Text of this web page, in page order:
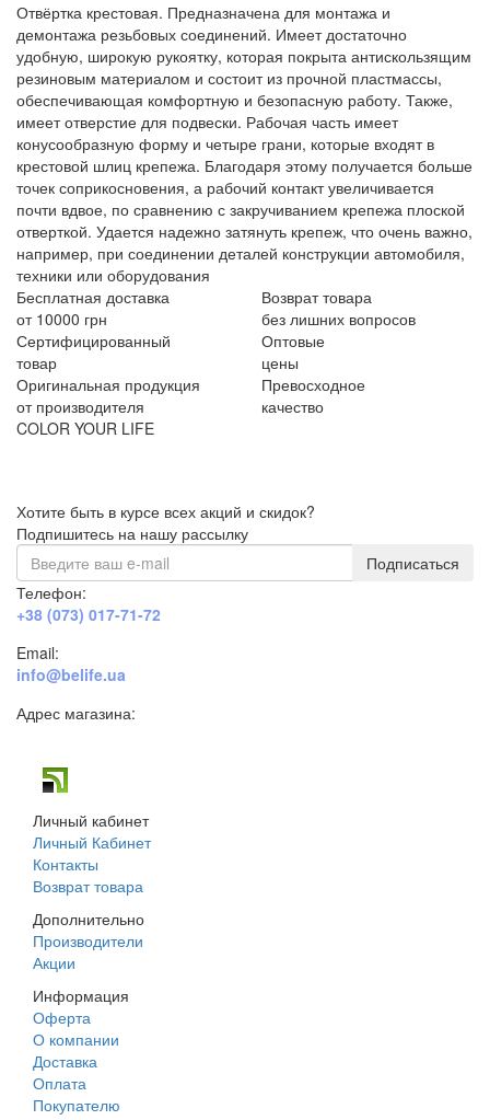
Отвёртка крестовая. Предназначена для монтажа и
демонтажа резьбовых соединений. Имеет достаточно
удобную, широкую рукоятку, которая покрыта антискользящим
резиновым материалом и состоит из прочной пластмассы,
обеспечивающая комфортную и безопасную работу. Также,
имеет отверстие для подвески. Рабочая часть имеет
конусообразную форму и четыре грани, которые входят в
крестовой шлиц крепежа. Благодаря этому получается больше
точек соприкосновения, а рабочий контакт увеличивается
почти вдвое, по сравнению с закручиванием крепежа плоской
отверткой. Удается надежно затянуть крепеж, что очень важно,
например, при соединении деталей конструкции автомобиля,
техники или оборудования
Бесплатная доставка
от 10000 грн
Возврат товара
без лишних вопросов
Сертифицированный
товар
Оптовые
цены
Оригинальная продукция
от производителя
Превосходное
качество
COLOR YOUR LIFE
Хотите быть в курсе всех акций и скидок?
Подпишитесь на нашу рассылку
Подписаться
Телефон:
+38 (073) 017-71-72
Email:
info@belife.ua
Адрес магазина:
Личный кабинет
Личный Кабинет
Контакты
Возврат товара
Дополнительно
Производители
Акции
Информация
Оферта
О компании
Доставка
Оплата
Покупателю